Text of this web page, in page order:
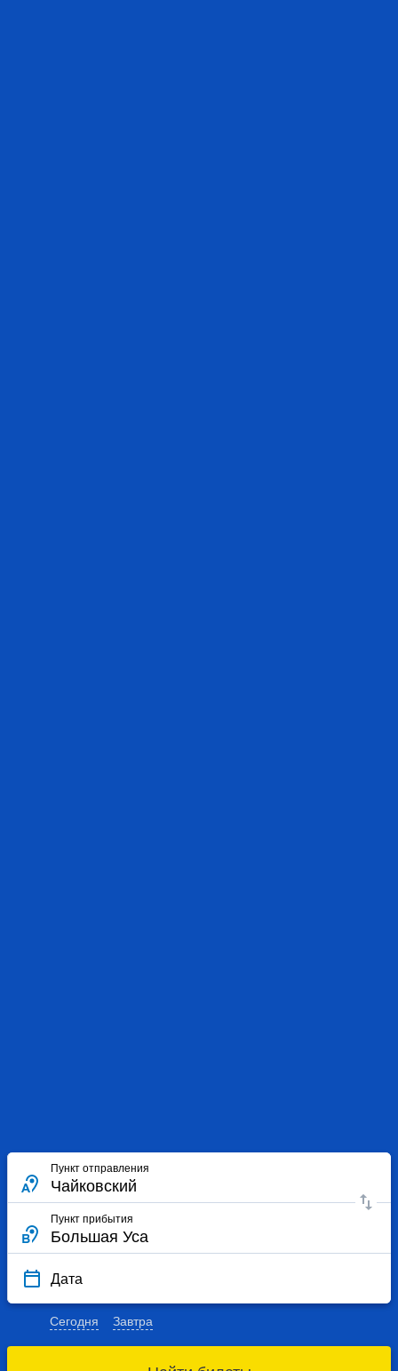
Пункт отправления
Пункт прибытия
Дата
Сегодня Завтра